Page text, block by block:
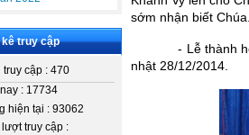
kê truy cập
cập : 470
: 17734
hiện tại : 93062
truy cập :
sớm nhận biết
- Lễ thành hôn
nhật 28/12/2014.